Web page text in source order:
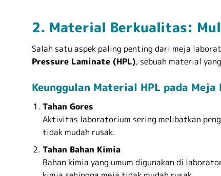
2. Material Berkualitas:
Salah satu aspek paling penting dari meja
Pressure Laminate (HPL), sebuah material
Keunggulan Material HPL pada
Tahan Gores
Aktivitas laboratorium sering melibatkan
tidak mudah rusak.
Tahan Bahan Kimia
Bahan kimia yang umum digunakan di